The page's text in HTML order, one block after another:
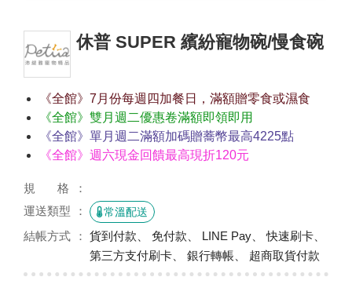
休普 SUPER 繽紛寵物碗/慢食碗
《全館》7月份每週四加餐日，滿額贈零食或濕食
《全館》雙月週二優惠卷滿額即領即用
《全館》單月週二滿額加碼贈蕎幣最高4225點
《全館》週六現金回饋最高現折120元
規 格
運送類型
常溫配送
結帳方式
貨到付款、 免付款、 LINE Pay、 快速刷卡、
第三方支付刷卡、 銀行轉帳、 超商取貨付款